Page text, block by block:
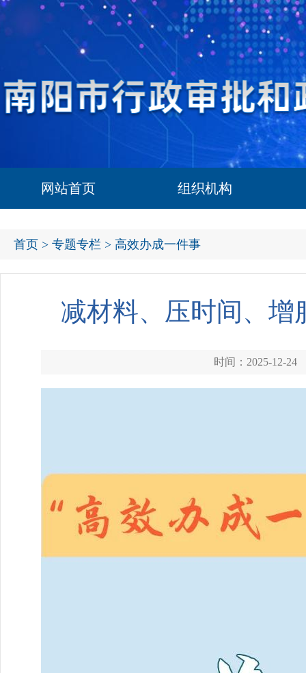
网站首页 组织机构
首页 > 专题专栏 > 高效办成一件事
减材料、压时间、增
时间：2025-12-24